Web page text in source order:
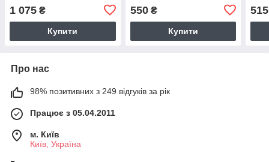
1 075 ₴
Купити
550₴
Купити
515
Про нас
98% позитивних з 249 відгуків за рік
Працює з 05.04.2011
м. Київ
Київ, Україна